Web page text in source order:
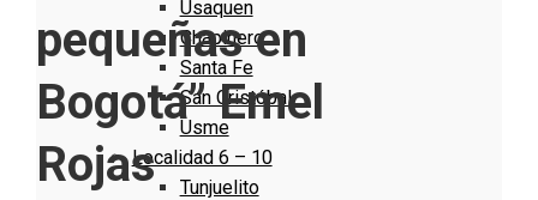
Usaquen
Chapinero
Santa Fe
San Cristóbal
Usme
Localidad 6 – 10
Tunjuelito
pequeñas en
Bogotá” Emel
Rojas